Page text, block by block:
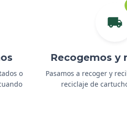
o
Recogemos y
Pasamos a recoger y
reciclaje de